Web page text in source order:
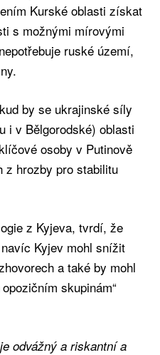
Kurské oblasti získat
s možnými mírovými
ruské území,
by se ukrajinské síly
i v Bělgorodské) oblasti
osoby v Putinově
z hrozby pro stabilitu
z Kyjeva, tvrdí, že
Kyjev mohl snížit
a také by mohl
skupinám“
odvážný a riskantní a